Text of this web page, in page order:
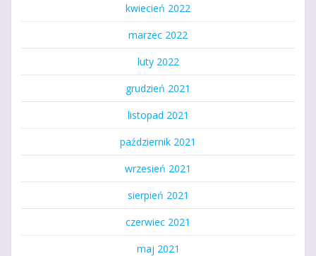
kwiecień 2022
marzec 2022
luty 2022
grudzień 2021
listopad 2021
październik 2021
wrzesień 2021
sierpień 2021
czerwiec 2021
maj 2021